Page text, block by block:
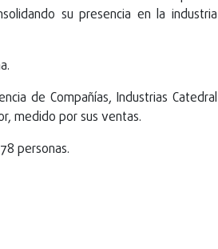
su presencia en la industria
de Compañías, Industrias Catedral
medido por sus ventas.
personas.